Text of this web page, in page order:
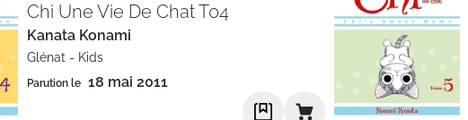
Chi Une Vie De Chat T04
Kanata Konami
Glénat - Kids
Parution le 18 mai 2011